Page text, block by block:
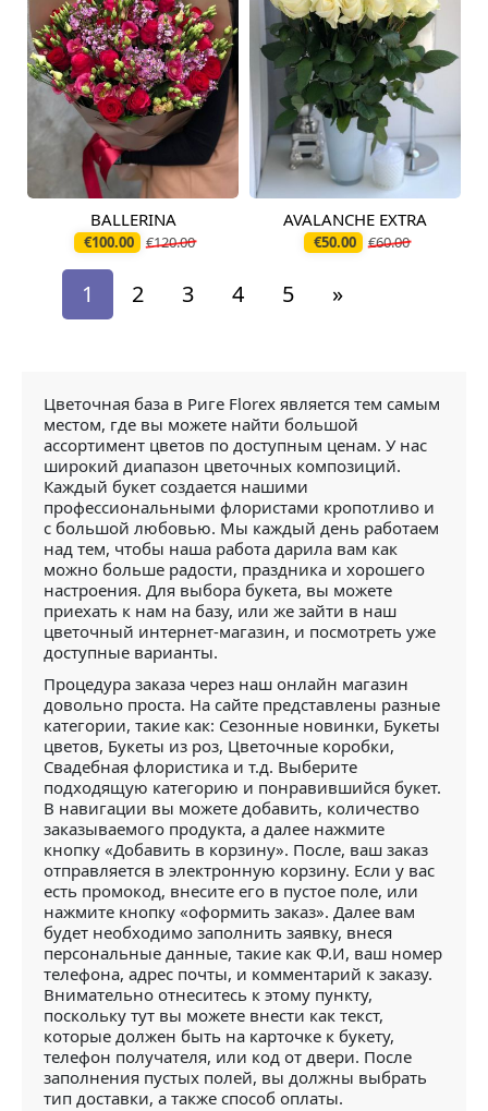
Доступно сегодня
BALLERINA
€100.00 €120.00
Доступно сегодня
AVALANCHE EXTRA
€50.00 €60.00
1 2 3 4 5 »
Цветочная база в Риге Florex является тем самым
местом, где вы можете найти большой
ассортимент цветов по доступным ценам. У нас
широкий диапазон цветочных композиций.
Каждый букет создается нашими
профессиональными флористами кропотливо и
с большой любовью. Мы каждый день работаем
над тем, чтобы наша работа дарила вам как
можно больше радости, праздника и хорошего
настроения. Для выбора букета, вы можете
приехать к нам на базу, или же зайти в наш
цветочный интернет-магазин, и посмотреть уже
доступные варианты.
Процедура заказа через наш онлайн магазин
довольно проста. На сайте представлены разные
категории, такие как: Сезонные новинки, Букеты
цветов, Букеты из роз, Цветочные коробки,
Свадебная флористика и т.д. Выберите
подходящую категорию и понравившийся букет.
В навигации вы можете добавить, количество
заказываемого продукта, а далее нажмите
кнопку «Добавить в корзину». После, ваш заказ
отправляется в электронную корзину. Если у вас
есть промокод, внесите его в пустое поле, или
нажмите кнопку «оформить заказ». Далее вам
будет необходимо заполнить заявку, внеся
персональные данные, такие как Ф.И, ваш номер
телефона, адрес почты, и комментарий к заказу.
Внимательно отнеситесь к этому пункту,
поскольку тут вы можете внести как текст,
которые должен быть на карточке к букету,
телефон получателя, или код от двери. После
заполнения пустых полей, вы должны выбрать
тип доставки, а также способ оплаты.